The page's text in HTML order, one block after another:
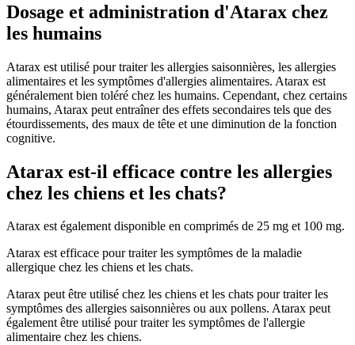
Dosage et administration d'Atarax chez
les humains
Atarax est utilisé pour traiter les allergies saisonnières, les allergies
alimentaires et les symptômes d'allergies alimentaires. Atarax est
généralement bien toléré chez les humains. Cependant, chez certains
humains, Atarax peut entraîner des effets secondaires tels que des
étourdissements, des maux de tête et une diminution de la fonction
cognitive.
Atarax est-il efficace contre les allergies
chez les chiens et les chats?
Atarax est également disponible en comprimés de 25 mg et 100 mg.
Atarax est efficace pour traiter les symptômes de la maladie
allergique chez les chiens et les chats.
Atarax peut être utilisé chez les chiens et les chats pour traiter les
symptômes des allergies saisonnières ou aux pollens. Atarax peut
également être utilisé pour traiter les symptômes de l'allergie
alimentaire chez les chiens.